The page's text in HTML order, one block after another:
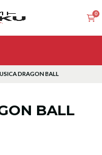
0
DRAGON BALL
BALL